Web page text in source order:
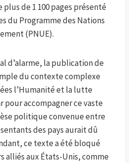
de 1 100 pages présenté
du Programme des Nations
(PNUE).
d’alarme, la publication de
du contexte complexe
l’Humanité et la lutte
pour accompagner ce vaste
politique convenue entre
des pays aurait dû
ce texte a été bloqué
alliés aux États-Unis, comme